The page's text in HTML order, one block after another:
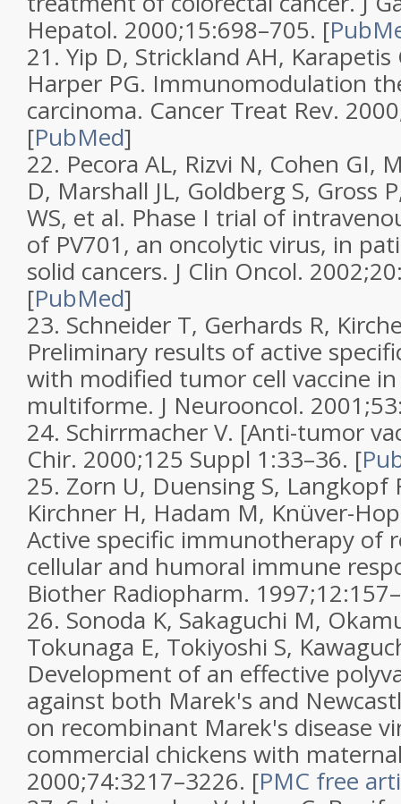
Hepatol. 2000;15:698–705. [
21. Yip D, Strickland AH, Karapetis
Harper PG. Immunomodulation
carcinoma. Cancer Treat Rev.
[PubMed]
22. Pecora AL, Rizvi N, Cohen GI,
D, Marshall JL, Goldberg S, Gross
WS, et al. Phase I trial of
of PV701, an oncolytic virus, in
solid cancers. J Clin Oncol. 2002;20
[PubMed]
23. Schneider T, Gerhards R,
Preliminary results of active
with modified tumor cell vaccine
multiforme. J Neurooncol. 2001;53
24. Schirrmacher V. [Anti-tumor
Chir. 2000;125 Suppl 1:33–36. [
25. Zorn U, Duensing S, Langkopf
Kirchner H, Hadam M, Knüver-
Active specific immunotherapy of
cellular and humoral immune
Biother Radiopharm. 1997;12
26. Sonoda K, Sakaguchi M,
Tokunaga E, Tokiyoshi S,
Development of an effective
against both Marek's and
on recombinant Marek's disease
commercial chickens with
2000;74:3217–3226. [PMC free